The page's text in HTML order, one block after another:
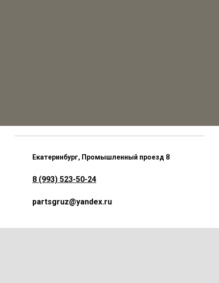
Екатеринбург, Промышленный проезд 8
8 (993) 523-50-24
partsgruz@yandex.ru